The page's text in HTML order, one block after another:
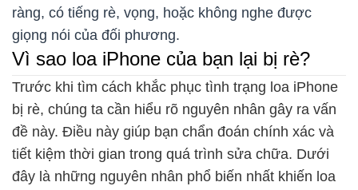
ràng, có tiếng rè, vọng, hoặc không nghe được
giọng nói của đối phương.
Vì sao loa iPhone của bạn lại bị rè?
Trước khi tìm cách khắc phục tình trạng loa iPhone
bị rè, chúng ta cần hiểu rõ nguyên nhân gây ra vấn
đề này. Điều này giúp bạn chẩn đoán chính xác và
tiết kiệm thời gian trong quá trình sửa chữa. Dưới
đây là những nguyên nhân phổ biến nhất khiến loa